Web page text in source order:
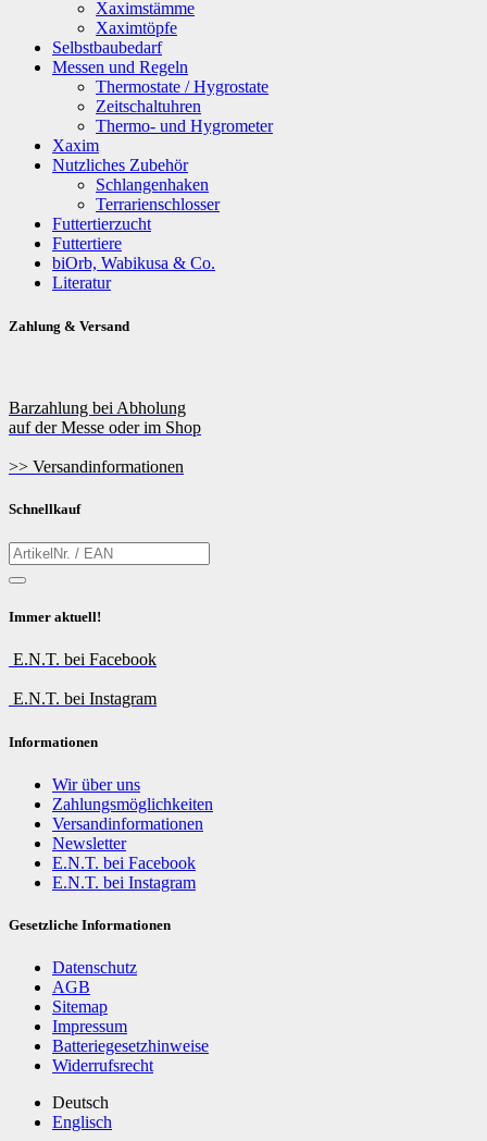
Xaximstämme
Xaximtöpfe
Selbstbaubedarf
Messen und Regeln
Thermostate / Hygrostate
Zeitschaltuhren
Thermo- und Hygrometer
Xaxim
Nutzliches Zubehör
Schlangenhaken
Terrarienschlosser
Futtertierzucht
Futtertiere
biOrb, Wabikusa & Co.
Literatur
Zahlung & Versand
Barzahlung bei Abholung
auf der Messe oder im Shop
>> Versandinformationen
Schnellkauf
Immer aktuell!
E.N.T. bei Facebook
E.N.T. bei Instagram
Informationen
Wir über uns
Zahlungsmöglichkeiten
Versandinformationen
Newsletter
E.N.T. bei Facebook
E.N.T. bei Instagram
Gesetzliche Informationen
Datenschutz
AGB
Sitemap
Impressum
Batteriegesetzhinweise
Widerrufsrecht
Deutsch
Englisch